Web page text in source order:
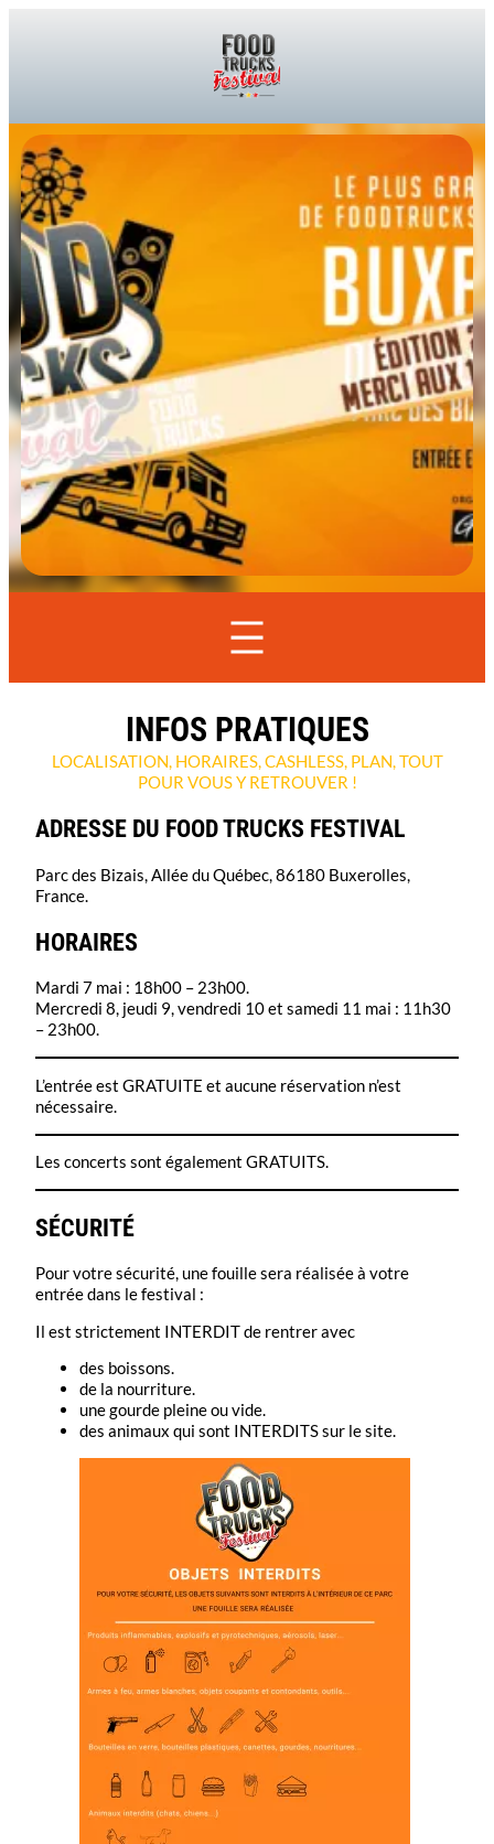
INFOS PRATIQUES
LOCALISATION, HORAIRES, CASHLESS, PLAN, TOUT
POUR VOUS Y RETROUVER !
ADRESSE DU FOOD TRUCKS FESTIVAL
Parc des Bizais, Allée du Québec, 86180 Buxerolles,
France.
HORAIRES
Mardi 7 mai : 18h00 – 23h00.
Mercredi 8, jeudi 9, vendredi 10 et samedi 11 mai : 11h30
– 23h00.
L’entrée est GRATUITE et aucune réservation n’est
nécessaire.
Les concerts sont également GRATUITS.
SÉCURITÉ
Pour votre sécurité, une fouille sera réalisée à votre
entrée dans le festival :
Il est strictement INTERDIT de rentrer avec
des boissons.
de la nourriture.
une gourde pleine ou vide.
des animaux qui sont INTERDITS sur le site.